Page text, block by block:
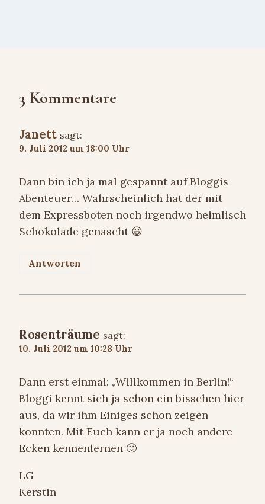
3 Kommentare
Janett sagt:
9. Juli 2012 um 18:00 Uhr
Dann bin ich ja mal gespannt auf Bloggis
Abenteuer… Wahrscheinlich hat der mit
dem Expressboten noch irgendwo heimlisch
Schokolade genascht 😀
Antworten
Rosenträume sagt:
10. Juli 2012 um 10:28 Uhr
Dann erst einmal: „Willkommen in Berlin!“
Bloggi kennt sich ja schon ein bisschen hier
aus, da wir ihm Einiges schon zeigen
konnten. Mit Euch kann er ja noch andere
Ecken kennenlernen 🙂
LG
Kerstin